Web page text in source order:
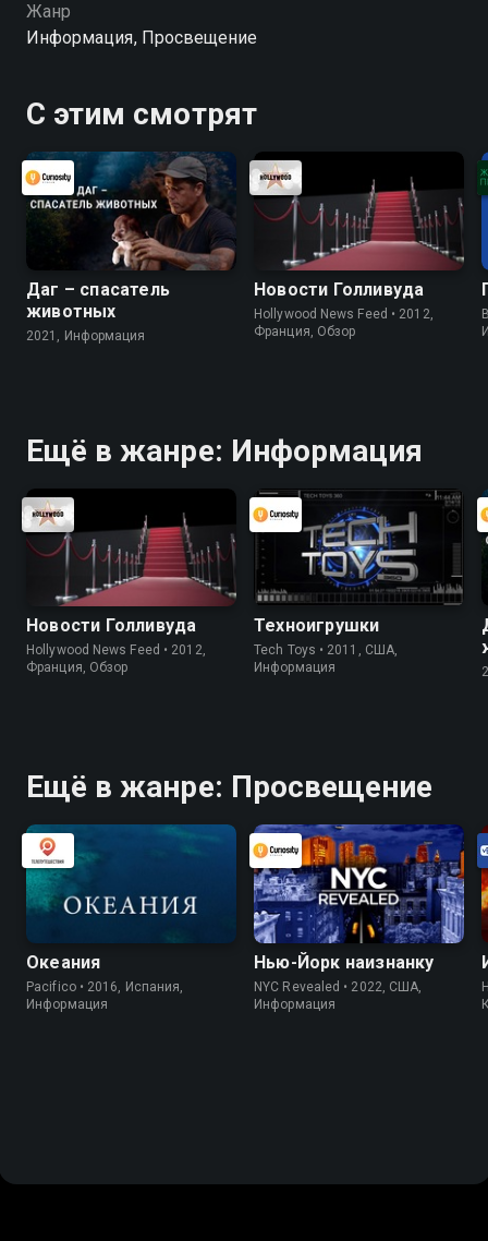
Жанр
Информация, Просвещение
С этим смотрят
Даг – спасатель
животных
2021, Информация
Новости Голливуда
Hollywood News Feed • 2012,
Франция, Обзор
Ещё в жанре: Информация
Новости Голливуда
Hollywood News Feed • 2012,
Франция, Обзор
Техноигрушки
Tech Toys • 2011, США,
Информация
Ещё в жанре: Просвещение
Океания
Pacifico • 2016, Испания,
Информация
Нью-Йорк наизнанку
NYC Revealed • 2022, США,
Информация